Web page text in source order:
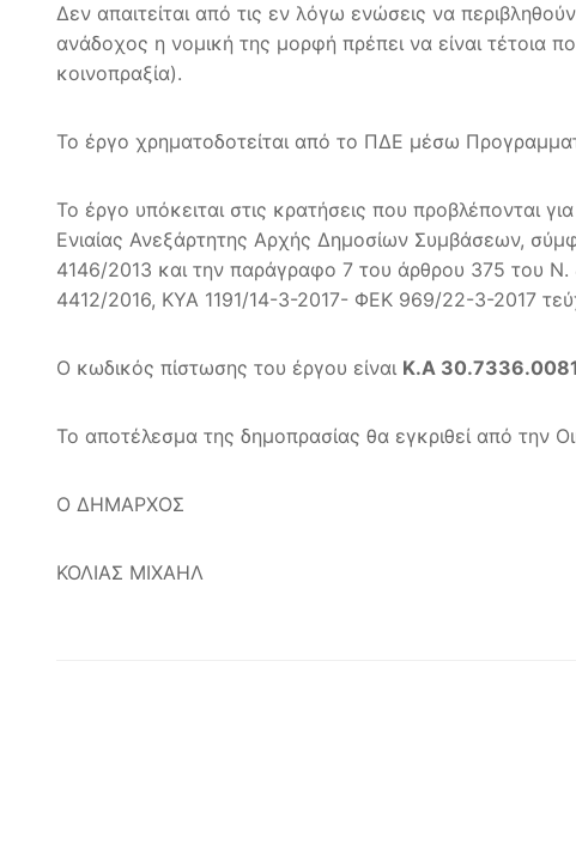
Δεν απαιτείται από τις εν λόγω ενώσεις να
ανάδοχος η νομική της μορφή πρέπει να είναι τέτοια
κοινοπραξία).
Το έργο χρηματοδοτείται από το ΠΔΕ μέσω
Το έργο υπόκειται στις κρατήσεις που προβλέπονται
Ενιαίας Ανεξάρτητης Αρχής Δημοσίων Συμβάσεων,
4146/2013 και την παράγραφο 7 του άρθρου 375 του
4412/2016, ΚΥΑ 1191/14-3-2017- ΦΕΚ 969/22-3-2017
Ο κωδικός πίστωσης του έργου είναι Κ.Α 30.7336.0081
Το αποτέλεσμα της δημοπρασίας θα εγκριθεί από την
Ο ΔΗΜΑΡΧΟΣ
ΚΟΛΙΑΣ